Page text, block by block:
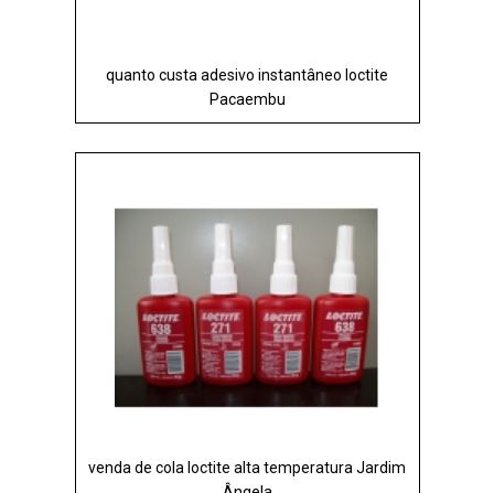
quanto custa adesivo instantâneo loctite
Pacaembu
venda de cola loctite alta temperatura Jardim